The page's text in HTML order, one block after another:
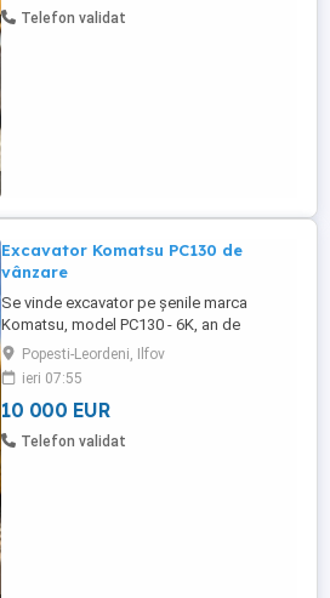
Telefon validat
Excavator Komatsu PC130 de
vânzare
Se vinde excavator pe șenile marca
Komatsu, model PC130 - 6K, an de
fabricație 1999, 86 CP, greutate proprie
12250 kg, 20315 ore de funcționare.
Popesti-Leordeni, Ilfov
ieri 07:55
10 000 EUR
Telefon validat